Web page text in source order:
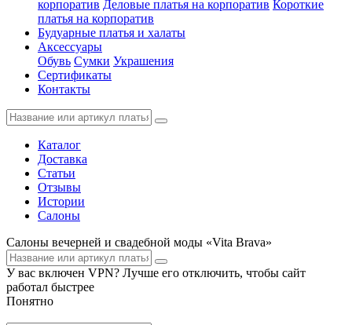
корпоратив Деловые платья на корпоратив Короткие
платья на корпоратив
Будуарные платья и халаты
Аксессуары
Обувь Сумки Украшения
Сертификаты
Контакты
Каталог
Доставка
Статьи
Отзывы
Истории
Салоны
Салоны вечерней и свадебной моды «Vita Brava»
У вас включен VPN? Лучше его отключить, чтобы сайт
работал быстрее
Понятно